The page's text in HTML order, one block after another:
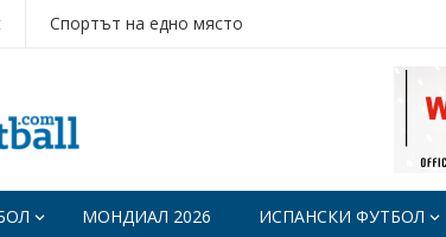
Спортът на едно място
МОНДИАЛ 2026 ИСПАНСКИ ФУТБОЛ